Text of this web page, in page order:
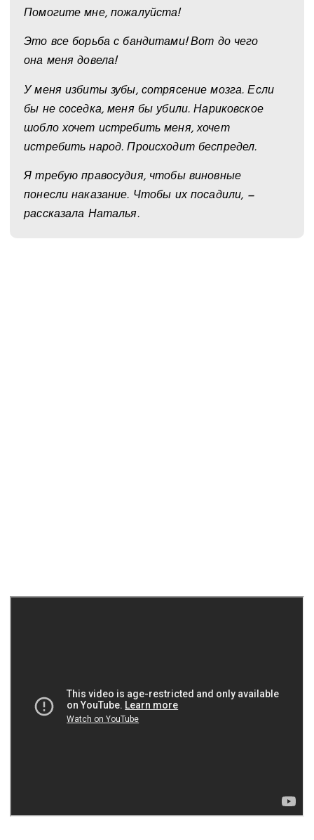
Помогите мне, пожалуйста!
Это все борьба с бандитами! Вот до чего
она меня довела!
У меня избиты зубы, сотрясение мозга. Если
бы не соседка, меня бы убили. Нариковское
шобло хочет истребить меня, хочет
истребить народ. Происходит беспредел.
Я требую правосудия, чтобы виновные
понесли наказание. Чтобы их посадили, —
рассказала Наталья.